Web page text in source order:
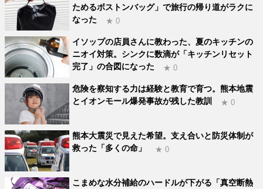
ためるボストンバッグ」で旅行の帰り道がラクに
なった
★ 0
イソップの店員さんに教わった、夏のキッチンの
ニオイ対策。シンクに数滴が「キッチンリセット
完了」の合図になった
★ 0
危険を察知する力は経験と教育で育つ。熊本地震
とイオンモール爆発事故が残した教訓
★ 0
熊本大震災で見えた希望。支え合いと防災体制が
救った「多くの命」
★ 0
こまめな水分補給のハードルが下がる「真空断熱